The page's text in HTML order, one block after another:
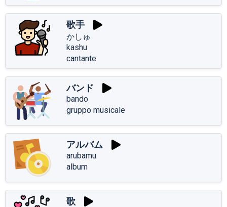
歌手
かしゅ
kashu
cantante
バンド
bando
gruppo musicale
アルバム
arubamu
album
歌